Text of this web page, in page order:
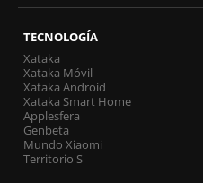
TECNOLOGÍA
Xataka
Xataka Móvil
Xataka Android
Xataka Smart Home
Applesfera
Genbeta
Mundo Xiaomi
Territorio S